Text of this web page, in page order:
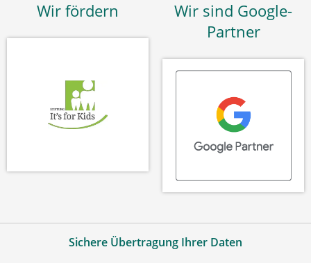
Wir fördern
Wir sind Google-
Partner
Sichere Übertragung Ihrer Daten